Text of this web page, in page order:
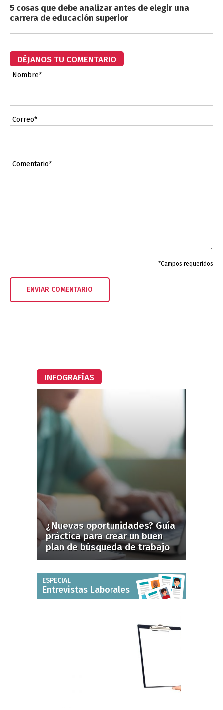
5 cosas que debe analizar antes de elegir una
carrera de educación superior
DÉJANOS TU COMENTARIO
Nombre*
Correo*
Comentario*
*Campos requeridos
INFOGRAFÍAS
¿Nuevas oportunidades? Guía
práctica para crear un buen
plan de búsqueda de trabajo
ESPECIAL
Entrevistas Laborales